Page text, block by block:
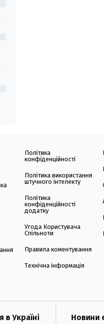
Політика
конфіденційності
Політика використання
штучного інтелекту
Політика
конфіденційності
додатку
Угода Користувача
Спільноти
Правила коментування
Технічна інформація
в Україні Новини